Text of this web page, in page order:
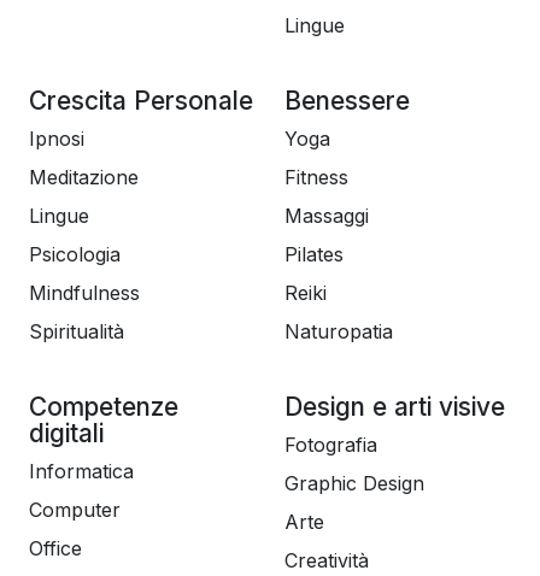
Lingue
Crescita Personale
Ipnosi
Meditazione
Lingue
Psicologia
Mindfulness
Spiritualità
Benessere
Yoga
Fitness
Massaggi
Pilates
Reiki
Naturopatia
Competenze
digitali
Informatica
Computer
Office
Design e arti visive
Fotografia
Graphic Design
Arte
Creatività